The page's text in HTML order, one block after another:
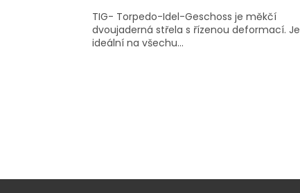
TIG- Torpedo-Idel-Geschoss je měkčí
dvoujaderná střela s řízenou deformací. Je
ideální na všechu...